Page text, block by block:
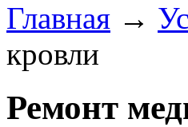
Главная →
кровли
Ремонт